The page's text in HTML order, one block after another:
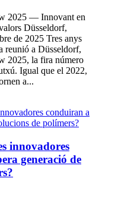
2025 — Innovant en
Düsseldorf,
de 2025 Tres anys
reunió a Düsseldorf,
2025, la fira número
Igual que el 2022,
a...
innovadores
generació de